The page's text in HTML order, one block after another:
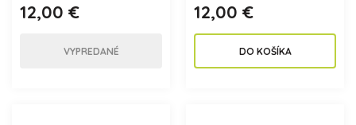
12,00 €
VYPREDANÉ
12,00 €
DO KOŠÍKA